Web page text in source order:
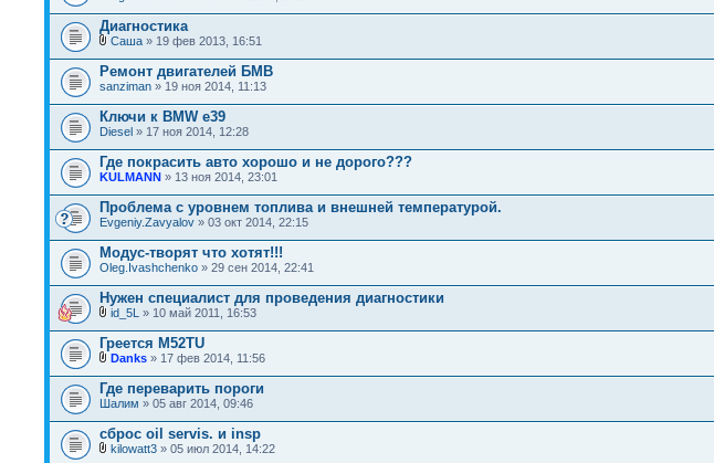
Диагностика
Саша » 19 фев 2013, 16:51
Ремонт двигателей БМВ
sanziman » 19 ноя 2014, 11:13
Ключи к BMW e39
Diesel » 17 ноя 2014, 12:28
Где покрасить авто хорошо и не дорого???
KULMANN » 13 ноя 2014, 23:01
Проблема с уровнем топлива и внешней температурой.
Evgeniy.Zavyalov » 03 окт 2014, 22:15
Модус-творят что хотят!!!
Oleg.Ivashchenko » 29 сен 2014, 22:41
Нужен специалист для проведения диагностики
id_5L » 10 май 2011, 16:53
Греется M52TU
Danks » 17 фев 2014, 11:56
Где переварить пороги
Шалим » 05 авг 2014, 09:46
сброс oil servis. и insp
kilowatt3 » 05 июл 2014, 14:22